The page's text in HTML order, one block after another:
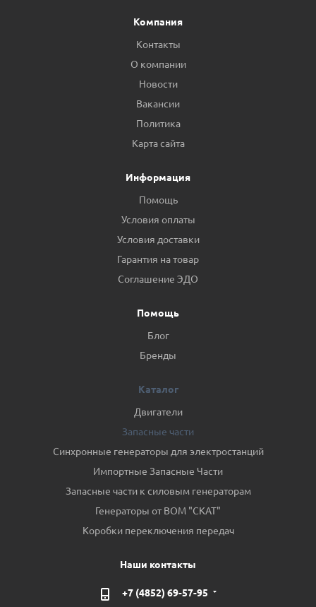
Компания
Контакты
О компании
Новости
Вакансии
Политика
Карта сайта
Информация
Помощь
Условия оплаты
Условия доставки
Гарантия на товар
Соглашение ЭДО
Помощь
Блог
Бренды
Каталог
Двигатели
Запасные части
Синхронные генераторы для электростанций
Импортные Запасные Части
Запасные части к силовым генераторам
Генераторы от ВОМ "СКАТ"
Коробки переключения передач
Наши контакты
+7 (4852) 69-57-95